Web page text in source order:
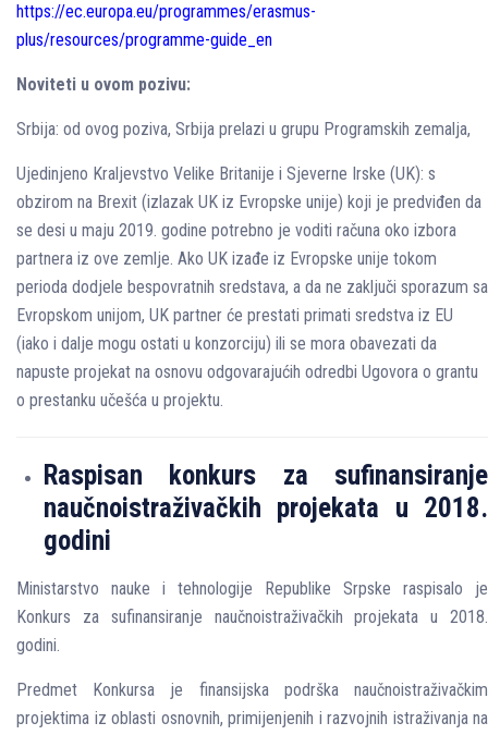
https://ec.europa.eu/programmes/erasmus-
plus/resources/programme-guide_en
Noviteti u ovom pozivu:
Srbija: od ovog poziva, Srbija prelazi u grupu Programskih zemalja,
Ujedinjeno Kraljevstvo Velike Britanije i Sjeverne Irske (UK): s
obzirom na Brexit (izlazak UK iz Evropske unije) koji je predviđen da
se desi u maju 2019. godine potrebno je voditi računa oko izbora
partnera iz ove zemlje. Ako UK izađe iz Evropske unije tokom
perioda dodjele bespovratnih sredstava, a da ne zaključi sporazum sa
Evropskom unijom, UK partner će prestati primati sredstva iz EU
(iako i dalje mogu ostati u konzorciju) ili se mora obavezati da
napuste projekat na osnovu odgovarajućih odredbi Ugovora o grantu
o prestanku učešća u projektu.
Raspisan konkurs za sufinansiranje
naučnoistraživačkih projekata u 2018.
godini
Ministarstvo nauke i tehnologije Republike Srpske raspisalo je
Konkurs za sufinansiranje naučnoistraživačkih projekata u 2018.
godini.
Predmet Konkursa je finansijska podrška naučnoistraživačkim
projektima iz oblasti osnovnih, primijenjenih i razvojnih istraživanja na